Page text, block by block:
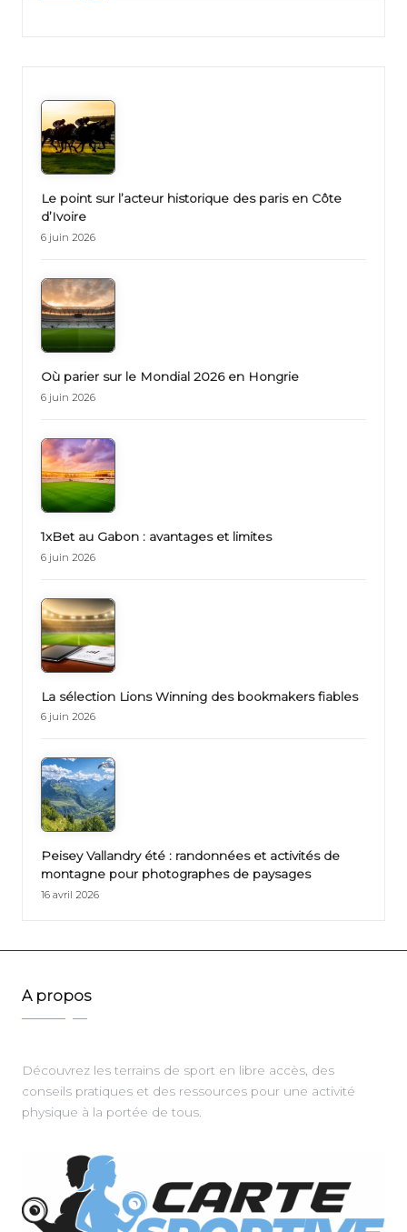
Le point sur l’acteur historique des paris en Côte
d’Ivoire
6 juin 2026
Où parier sur le Mondial 2026 en Hongrie
6 juin 2026
1xBet au Gabon : avantages et limites
6 juin 2026
La sélection Lions Winning des bookmakers fiables
6 juin 2026
Peisey Vallandry été : randonnées et activités de
montagne pour photographes de paysages
16 avril 2026
A propos
Découvrez les terrains de sport en libre accès, des
conseils pratiques et des ressources pour une activité
physique à la portée de tous.